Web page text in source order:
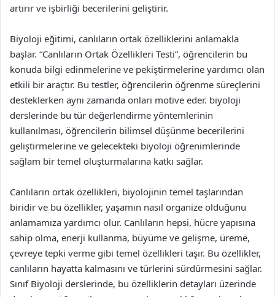
artırır ve işbirliği becerilerini geliştirir.
Biyoloji eğitimi, canlıların ortak özelliklerini anlamakla
başlar. “Canlıların Ortak Özellikleri Testi”, öğrencilerin bu
konuda bilgi edinmelerine ve pekiştirmelerine yardımcı olan
etkili bir araçtır. Bu testler, öğrencilerin öğrenme süreçlerini
desteklerken aynı zamanda onları motive eder. biyoloji
derslerinde bu tür değerlendirme yöntemlerinin
kullanılması, öğrencilerin bilimsel düşünme becerilerini
geliştirmelerine ve gelecekteki biyoloji öğrenimlerinde
sağlam bir temel oluşturmalarına katkı sağlar.
Canlıların ortak özellikleri, biyolojinin temel taşlarından
biridir ve bu özellikler, yaşamın nasıl organize olduğunu
anlamamıza yardımcı olur. Canlıların hepsi, hücre yapısına
sahip olma, enerji kullanma, büyüme ve gelişme, üreme,
çevreye tepki verme gibi temel özellikleri taşır. Bu özellikler,
canlıların hayatta kalmasını ve türlerini sürdürmesini sağlar.
Sınıf Biyoloji derslerinde, bu özelliklerin detayları üzerinde